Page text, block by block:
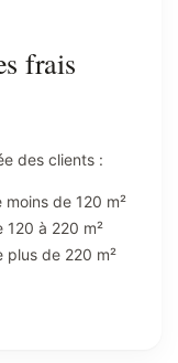
frais
des clients :
de 120 m²
à 220 m²
de 220 m²